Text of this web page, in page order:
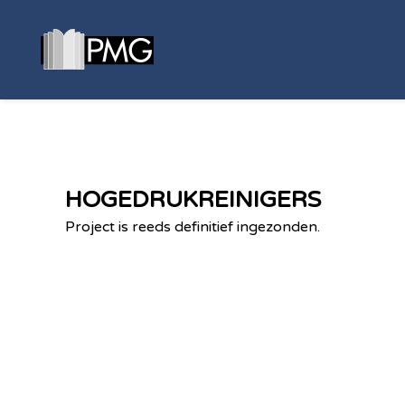
HOGEDRUKREINIGERS
Project is reeds definitief ingezonden.